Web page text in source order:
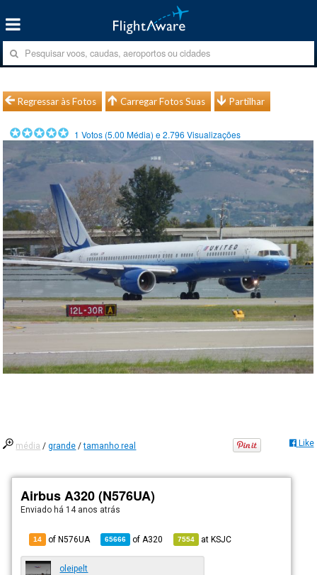
Regressar às Fotos Carregar Fotos Suas Partilhar
1 Votos (5.00 Média) e2.796 Visualizações
média /grande /tamanho real Like
Airbus A320 (N576UA)
Enviado há 14 anos atrás
14 of N576UA 65666 of A320 7554 atKSJC
oleipelt